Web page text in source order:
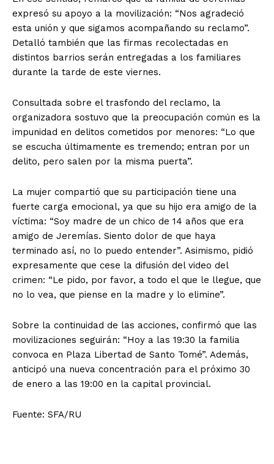
expresó su apoyo a la movilización: “Nos agradeció
esta unión y que sigamos acompañando su reclamo”.
Detalló también que las firmas recolectadas en
distintos barrios serán entregadas a los familiares
durante la tarde de este viernes.
Consultada sobre el trasfondo del reclamo, la
organizadora sostuvo que la preocupación común es la
impunidad en delitos cometidos por menores: “Lo que
se escucha últimamente es tremendo; entran por un
delito, pero salen por la misma puerta”.
La mujer compartió que su participación tiene una
fuerte carga emocional, ya que su hijo era amigo de la
víctima: “Soy madre de un chico de 14 años que era
amigo de Jeremías. Siento dolor de que haya
terminado así, no lo puedo entender”. Asimismo, pidió
expresamente que cese la difusión del video del
crimen: “Le pido, por favor, a todo el que le llegue, que
no lo vea, que piense en la madre y lo elimine”.
Sobre la continuidad de las acciones, confirmó que las
movilizaciones seguirán: “Hoy a las 19:30 la familia
convoca en Plaza Libertad de Santo Tomé”. Además,
anticipó una nueva concentración para el próximo 30
de enero a las 19:00 en la capital provincial.
Fuente: SFA/RU